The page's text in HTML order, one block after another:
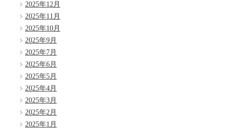
2025年12月
2025年11月
2025年10月
2025年9月
2025年7月
2025年6月
2025年5月
2025年4月
2025年3月
2025年2月
2025年1月